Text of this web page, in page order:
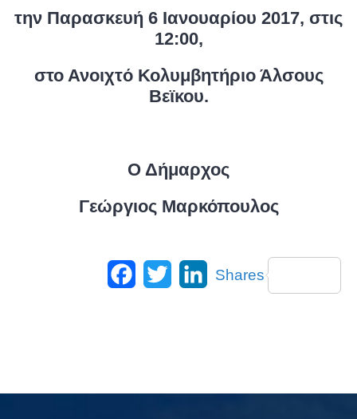
την Παρασκευή 6 Ιανουαρίου 2017, στις
12:00,
στο Ανοιχτό Κολυμβητήριο Άλσους
Βεϊκου.
Ο Δήμαρχος
Γεώργιος Μαρκόπουλος
Facebook
Twitter LinkedIn
Shares